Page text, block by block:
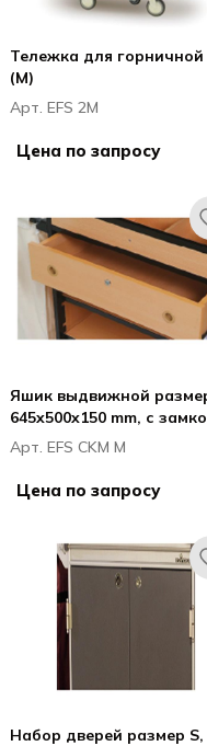
Тележка для горничной
(M)
Арт. EFS 2M
Цена по запросу
Яшик выдвижной
645x500x150 mm, с
Арт. EFS CKM M
Цена по запросу
Набор дверей размер S,